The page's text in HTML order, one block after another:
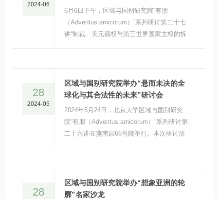
2024-06
6月6日下午，区域与国别研究院“有朋
（Adventus amicorum）”系列研讨第二十七
讲“制裁、美元霸权与第三世界国家主权的拆
28
2024-05
区域与国别研究院举办“悬而未决的全
球化与其合法性的未来”研讨会
2024年5月24日，北京大学区域与国别研究
院“有朋（Adventus amicorum）”系列研讨第
二十六讲在燕南园66号院举行。本次研讨活
28
区域与国别研究院举办“想象亚洲的轮
廓”名家沙龙